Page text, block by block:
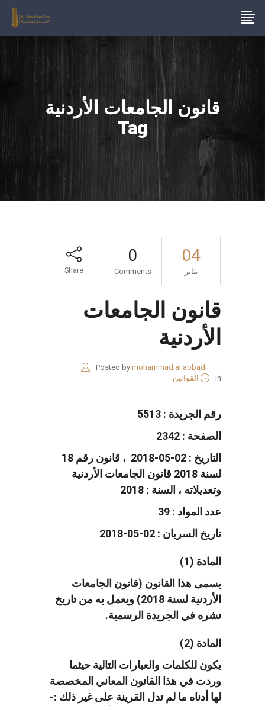
قانون الجامعات الأردنية
Tag
04
يناير
0
Comments
Share
قانون الجامعات
الأردنية
Posted by mohammad al abbadi
in
القوانين
رقم الجريدة : 5513
الصفحة : 2342
التاريخ : 02-05-2018 ، قانون رقم 18
لسنة 2018 قانون الجامعات الأردنية
وتعديلاته ، السنة : 2018
عدد المواد : 39
تاريخ السريان : 02-05-2018
المادة (1)
يسمى هذا القانون (قانون الجامعات
الأردنية لسنة 2018) ويعمل به من تاريخ
نشره في الجريدة الرسمية.
المادة (2)
يكون للكلمات والعبارات التالية حيثما
وردت في هذا القانون المعاني المخصصة
لها أدناه ما لم تدل القرينة على غير ذلك :-